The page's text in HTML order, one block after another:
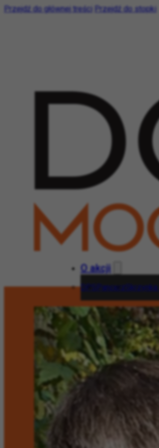
Przejdź do głównej treści Przejdź do stopki
O akcji
DPS Pancerz
O akcji
DPSPancerz